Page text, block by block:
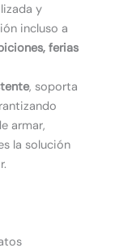
y
incluso a
ferias
, soporta
armar,
la solución